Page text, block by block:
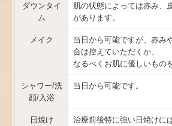
ダウンタイ
ム
肌の状態によっては赤み、
があります。
メイク
当日から可能ですが、赤み
合は控えていただくか、
なるべくお肌に優しいもの
シャワー/洗
顔/入浴
当日から可能です。
日焼け
治療前後特に強い日焼けに